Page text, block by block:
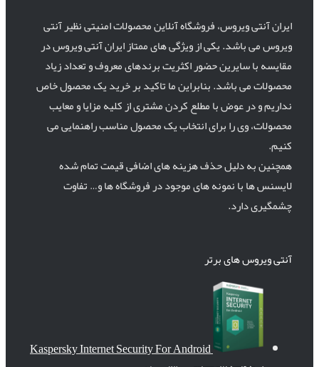
ایران آنتی ویروس، فروشگاه آنلاین محصولات امنیتی نظیر آنتی
ویروس می باشد. یکی از ویژگی های ممتاز ایران آنتی ویروس در
مقایسه با سایرین حضور اکثریت برندهای معروف و تعداد زیاد
محصولات می باشد. بنابراین ما تاکید بر خرید یک محصول خاص
نداریم و در عوض با مطلع کردن مشتری از کلیه مزایا و معایب
محصولات، وی را برای انتخاب یک محصول مناسب راهنمایی می
کنیم.
همچنین به دلیل حذف هزینه های اضافی قیمت تمام شده
لایسنس ها با نمونه های موجود در فروشگاه ها و… تفاوت
چشمگیری دارد.
آنتی ویروس های برتر
Kaspersky Internet Security For Android